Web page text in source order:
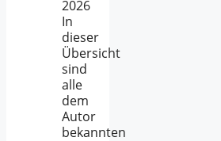
2026
In
dieser
Übersicht
sind
alle
dem
Autor
bekannten